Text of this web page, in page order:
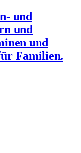
und
und
und
Familien.